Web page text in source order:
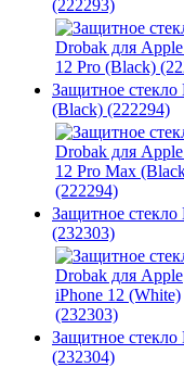
(222293)
Защитное
(Black) (222294)
Защитное
(232303)
Защитное
(232304)